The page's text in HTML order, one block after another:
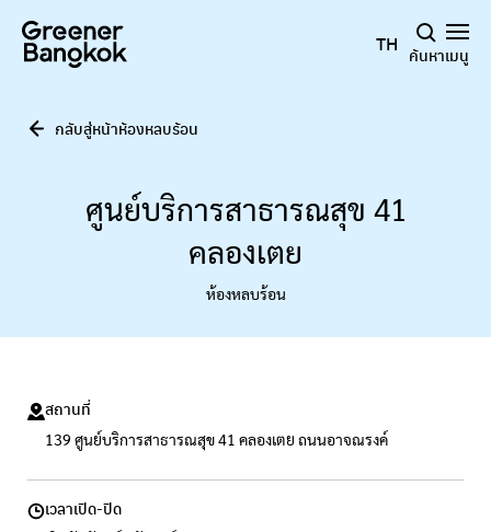
TH ค้นหาเมนู
กลับสู่หน้าห้องหลบร้อน
ศูนย์บริการสาธารณสุข 41
คลองเตย
ห้องหลบร้อน
สถานที่
139 ศูนย์บริการสาธารณสุข 41 คลองเตย ถนนอาจณรงค์
เวลาเปิด-ปิด